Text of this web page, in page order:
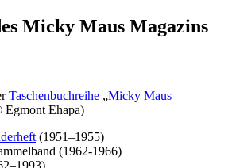
Micky Maus Magazins
Taschenbuchreihe „Micky Maus
Egmont Ehapa)
(1951–1955)
(1962-1966)